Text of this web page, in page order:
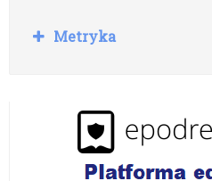
R
o
Metryka